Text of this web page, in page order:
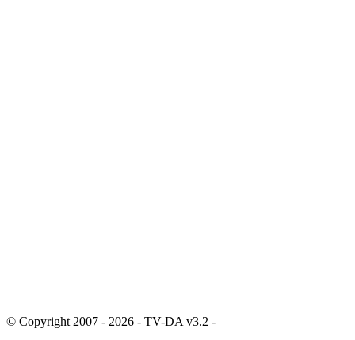
© Copyright 2007 - 2026 - TV-DA v3.2 -